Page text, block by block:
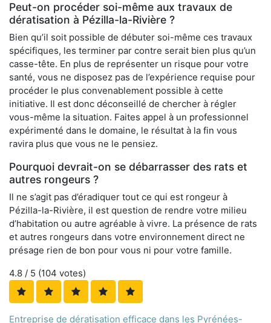
Peut-on procéder soi-même aux travaux de
dératisation à Pézilla-la-Rivière ?
Bien qu’il soit possible de débuter soi-même ces travaux
spécifiques, les terminer par contre serait bien plus qu’un
casse-tête. En plus de représenter un risque pour votre
santé, vous ne disposez pas de l’expérience requise pour
procéder le plus convenablement possible à cette
initiative. Il est donc déconseillé de chercher à régler
vous-même la situation. Faites appel à un professionnel
expérimenté dans le domaine, le résultat à la fin vous
ravira plus que vous ne le pensiez.
Pourquoi devrait-on se débarrasser des rats et
autres rongeurs ?
Il ne s’agit pas d’éradiquer tout ce qui est rongeur à
Pézilla-la-Rivière, il est question de rendre votre milieu
d’habitation ou autre agréable à vivre. La présence de rats
et autres rongeurs dans votre environnement direct ne
présage rien de bon pour vous ni pour votre famille.
4.8 / 5 (104 votes)
Entreprise de dératisation efficace dans les Pyrénées-